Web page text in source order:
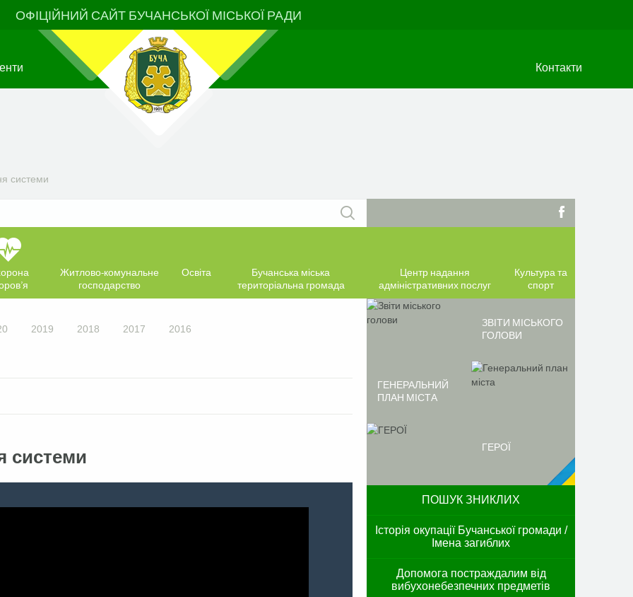
ОФІЦІЙНИЙ САЙТ БУЧАНСЬКОЇ МІСЬКОЇ РАДИ
Контакти
системи
Житлово-комунальне
господарство
Освіта
Бучанська міська
територіальна громада
Центр надання
адміністративних послуг
Культура та
спорт
2019 2018 2017 2016
системи
ЗВІТИ МІСЬКОГО
ГОЛОВИ
ГЕНЕРАЛЬНИЙ
ПЛАН МІСТА
ГЕРОЇ
ПОШУК ЗНИКЛИХ
Історія окупації Бучанської громади /
Імена загиблих
Допомога постраждалим від
вибухонебезпечних предметів